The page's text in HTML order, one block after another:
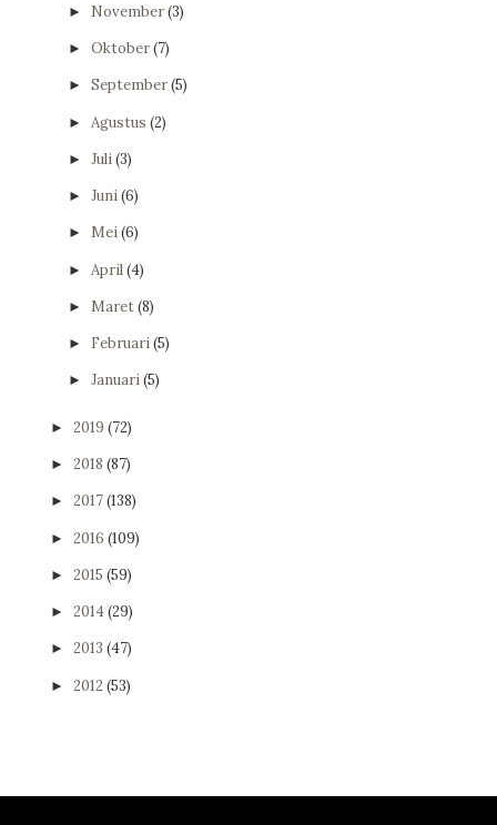
► November(3)
► Oktober(7)
► September(5)
► Agustus (2)
► Juli(3)
► Juni(6)
► Mei(6)
► April(4)
► Maret(8)
► Februari(5)
► Januari(5)
► 2019 (72)
► 2018 (87)
► 2017(138)
► 2016 (109)
► 2015 (59)
► 2014(29)
► 2013 (47)
► 2012 (53)